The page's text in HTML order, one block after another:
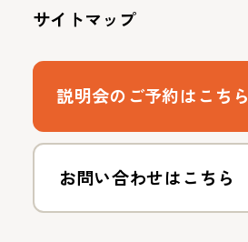
サイトマップ
説明会のご予約はこちら
お問い合わせはこちら